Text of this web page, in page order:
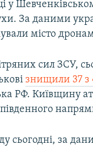
у
За даними
місто
сил ЗСУ,
знищили 37 з
РФ. Київщину
сьогодні, за